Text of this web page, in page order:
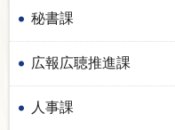
秘書課
広報広聴推進課
人事課